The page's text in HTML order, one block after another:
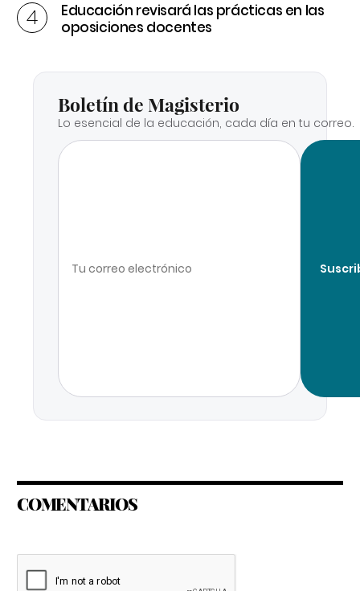
Educación revisará las prácticas en las
oposiciones docentes
Boletín de Magisterio
Lo esencial de la educación, cada día en tu correo.
COMENTARIOS